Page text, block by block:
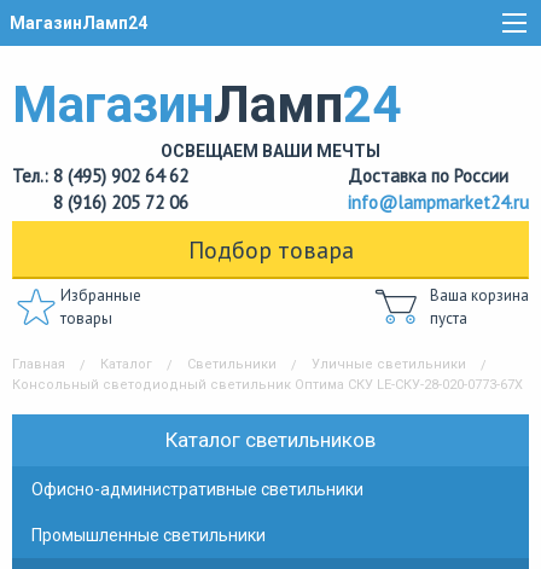
МагазинЛамп24
МагазинЛамп24
ОСВЕЩАЕМ ВАШИ МЕЧТЫ
Тел.: 8 (495) 902 64 62
8 (916) 205 72 06
Доставка по России
info@lampmarket24.ru
Подбор товара
Избранные
товары
Ваша корзина
пуста
Главная Каталог Светильники
Уличные светильники
Консольный светодиодный светильник Оптима СКУ LE-СКУ-28-020-0773-67Х
Каталог светильников
Офисно-административные светильники
Промышленные светильники